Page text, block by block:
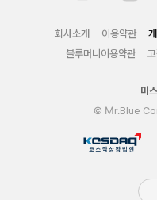
회사소개 이용약관
블루머니이용약관
미
© Mr.Blue